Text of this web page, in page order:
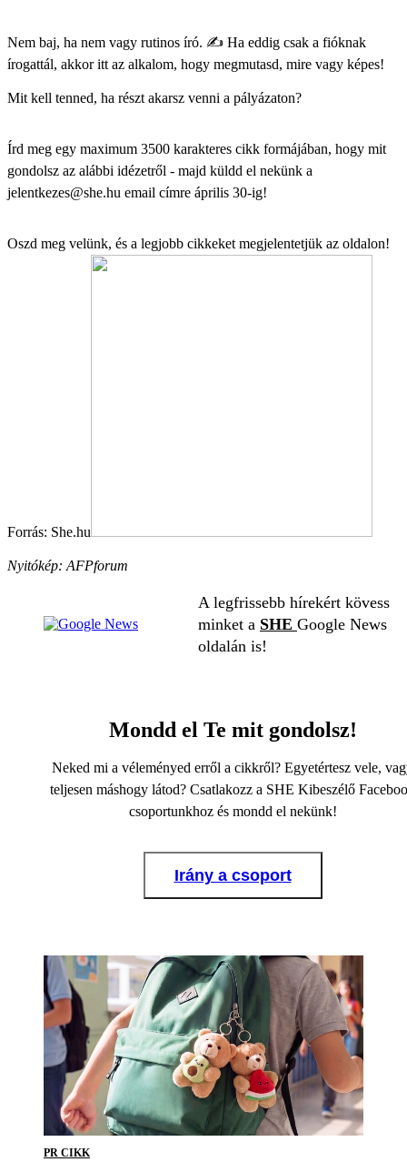
Nem baj, ha nem vagy rutinos író. ✍️ Ha eddig csak a fióknak
írogattál, akkor itt az alkalom, hogy megmutasd, mire vagy képes!
Mit kell tenned, ha részt akarsz venni a pályázaton?
Írd meg egy maximum 3500 karakteres cikk formájában, hogy mit
gondolsz az alábbi idézetről - majd küldd el nekünk a
jelentkezes@she.hu email címre április 30-ig!
Oszd meg velünk, és a legjobb cikkeket megjelentetjük az oldalon!
Forrás: She.hu
Nyitókép: AFPforum
A legfrissebb hírekért kövess
minket a SHE Google News
oldalán is!
Mondd el Te mit gondolsz!
Neked mi a véleményed erről a cikkről? Egyetértesz vele,
teljesen máshogy látod? Csatlakozz a SHE Kibeszélő
csoportunkhoz és mondd el nekünk!
Irány a csoport
PR CIKK